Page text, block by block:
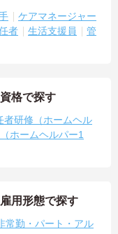
ケアマネージャー
者 生活支援員
管
格で探す
者研修（ホームヘル
ホームヘルパー1
用形態で探す
常勤・パート・アル